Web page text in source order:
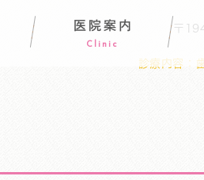
〒
診療内容：
医院案内
Clinic